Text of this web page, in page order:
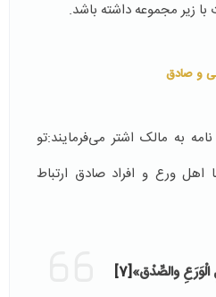
با زیر مجموعه داشته باشد.
و صادق
نامه به مالک اشتر می‌فرمایند:تو
ورع و افراد صادق ارتباط
والصِّدْق‏»[7]